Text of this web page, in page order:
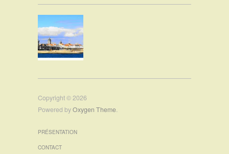
Copyright © 2026
Powered byOxygen Theme.
PRÉSENTATION
CONTACT